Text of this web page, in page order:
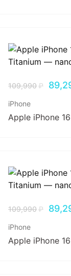
109,990₽
iPhone
Apple iPhone
109,990₽
iPhone
Apple iPhone